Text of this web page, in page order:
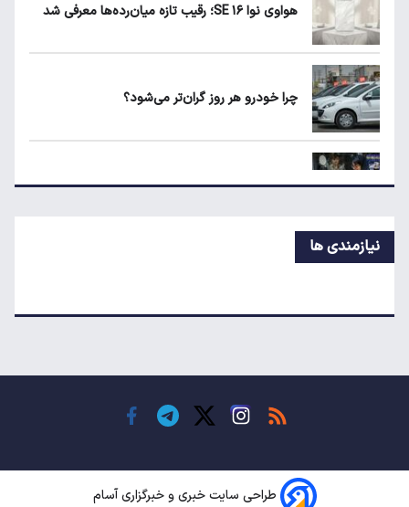
زمان شارژ کالابرگ با رقم آخر کد ملی صفر تا ۲
هواوی نوا ۱۶ SE؛ رقیب تازه میان‌رده‌ها معرفی شد
چرا خودرو هر روز گران‌تر می‌شود؟
قیمت جدید تخم‌مرغ در بازار
نیازمندی ها
طراحی سایت خبری و خبرگزاری آسام